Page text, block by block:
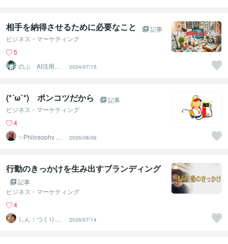
相手を納得させるために必要なこと
記事
ビジネス・マーケティング
5
のぶ AI活用か
んたんコンテン
ツ制作術
2024/07/15
(*´ω`*) ポンコツだから
記事
ビジネス・マーケティング
4
✨Philosophy Va
2026/08/06
行動のきっかけを生み出すブランディング
記事
ビジネス・マーケティング
4
しん｜つくり手
応援サポーター
2026/07/14